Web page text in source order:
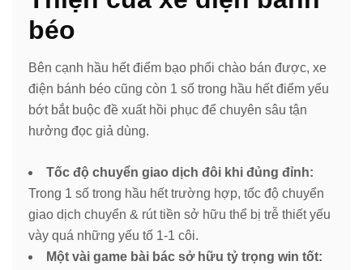
béo
Bên cạnh hầu hết điểm bạo phổi chào bán được, xe
điện bánh béo cũng còn 1 số trong hầu hết điểm yếu
bớt bắt buộc đề xuất hồi phục để chuyên sâu tận
hưởng đọc giả dùng.
Tốc độ chuyển giao dịch đôi khi đủng đỉnh:
Trong 1 số trong hầu hết trường hợp, tốc độ chuyển
giao dịch chuyển & rút tiền sở hữu thể bị trễ thiết yếu
vày quá những yếu tố 1-1 côi.
Một vài game bài bác sở hữu tỷ trọng win tốt: